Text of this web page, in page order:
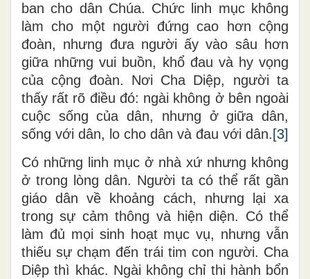
ban cho dân Chúa. Chức linh mục không
làm cho một người đứng cao hơn cộng
đoàn, nhưng đưa người ấy vào sâu hơn
giữa những vui buồn, khổ đau và hy vọng
của cộng đoàn. Nơi Cha Diệp, người ta
thấy rất rõ điều đó: ngài không ở bên ngoài
cuộc sống của dân, nhưng ở giữa dân,
sống với dân, lo cho dân và đau với dân. [3]
Có những linh mục ở nhà xứ nhưng không
ở trong lòng dân. Người ta có thể rất gần
giáo dân về khoảng cách, nhưng lại xa
trong sự cảm thông và hiện diện. Có thể
làm đủ mọi sinh hoạt mục vụ, nhưng vẫn
thiếu sự chạm đến trái tim con người. Cha
Diệp thì khác. Ngài không chỉ thi hành bổn